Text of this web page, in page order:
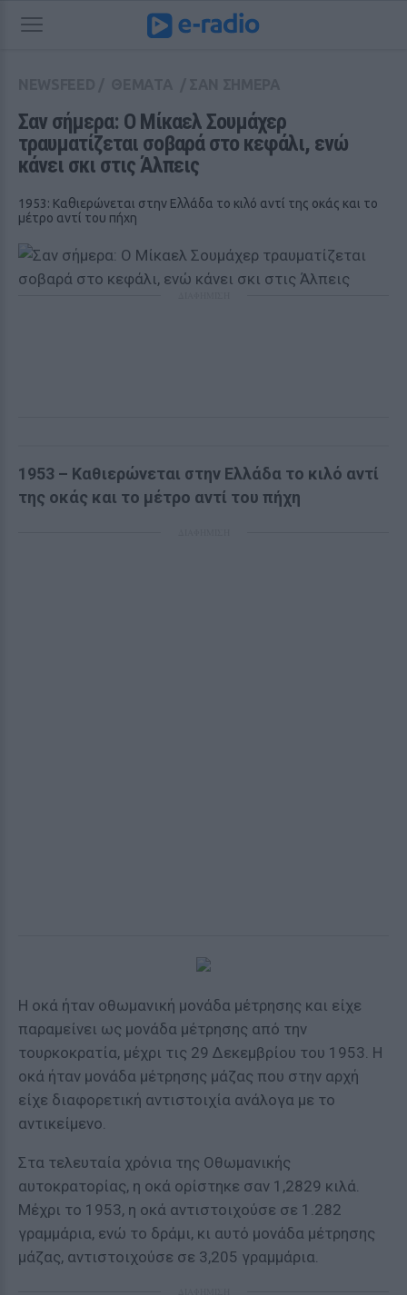
Σαν σήμερα: Ο Μίκαελ Σουμάχερ
τραυματίζεται σοβαρά στο κεφάλι, ενώ
κάνει σκι στις Άλπεις
1953: Καθιερώνεται στην Ελλάδα το κιλό αντί της οκάς και το
μέτρο αντί του πήχη
1953 – Καθιερώνεται στην Ελλάδα το κιλό αντί
της οκάς και το μέτρο αντί του πήχη
Η οκά ήταν οθωμανική μονάδα μέτρησης και είχε
παραμείνει ως μονάδα μέτρησης από την
τουρκοκρατία, μέχρι τις 29 Δεκεμβρίου του 1953. Η
οκά ήταν μονάδα μέτρησης μάζας που στην αρχή
είχε διαφορετική αντιστοιχία ανάλογα με το
αντικείμενο.
Στα τελευταία χρόνια της Οθωμανικής
αυτοκρατορίας, η οκά ορίστηκε σαν 1,2829 κιλά.
Μέχρι το 1953, η οκά αντιστοιχούσε σε 1.282
γραμμάρια, ενώ το δράμι, κι αυτό μονάδα μέτρησης
μάζας, αντιστοιχούσε σε 3,205 γραμμάρια.